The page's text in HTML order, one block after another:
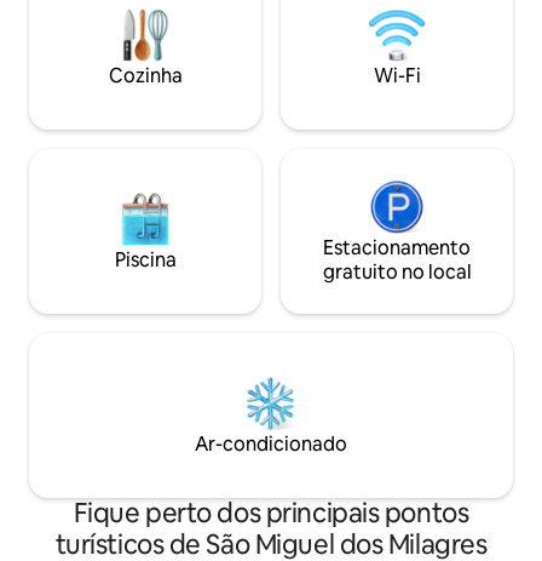
cadeiras de praia,
momentos de
amigos.
Cozinha Wi-Fi
Piscina
Estacionamento
gratuito no local
Ar-condicionado
Fique perto dos principais pontos
turísticos de São Miguel dos Milagres